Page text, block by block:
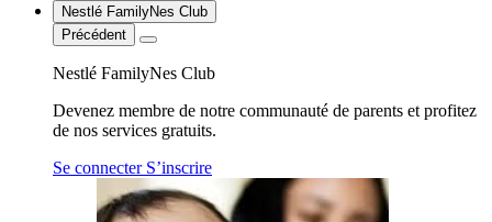
Nestlé FamilyNes Club
Précédent
Nestlé FamilyNes Club
Devenez membre de notre communauté de parents et profitez
de nos services gratuits.
Se connecter S’inscrire